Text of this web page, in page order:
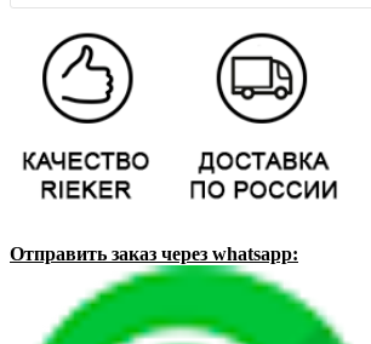
Отправить заказ через whatsapp: